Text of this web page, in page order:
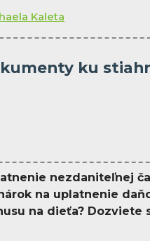
Kaleta
ku
nezdaniteľnej
na uplatnenie
na dieťa? Dozviete